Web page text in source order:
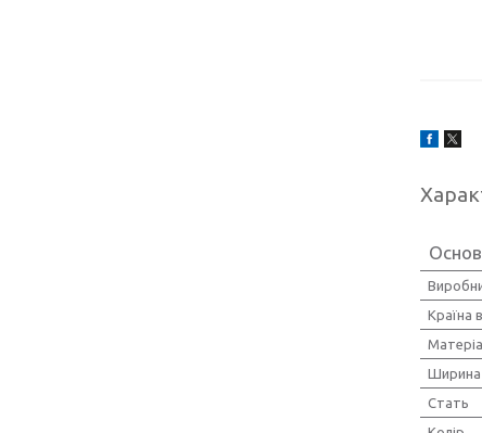
Країна
Ширина
Стать